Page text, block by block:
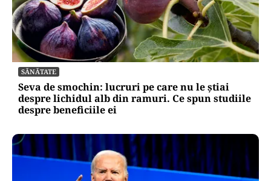
SĂNĂTATE
Seva de smochin: lucruri pe care nu le știai
despre lichidul alb din ramuri. Ce spun studiile
despre beneficiile ei